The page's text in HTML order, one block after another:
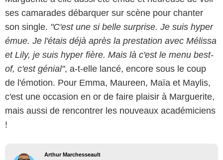
ses camarades débarquer sur scène pour chanter
son single. "C'est une si belle surprise. Je suis hyper
émue. Je l'étais déjà après la prestation avec Mélissa
et Lily, je suis hyper fière. Mais là c'est le menu best-
of, c'est génial", a-t-elle lancé, encore sous le coup
de l'émotion. Pour Emma, Maureen, Maïa et Maylis,
c'est une occasion en or de faire plaisir à Marguerite,
mais aussi de rencontrer les nouveaux académiciens
!
Arthur Marchesseault